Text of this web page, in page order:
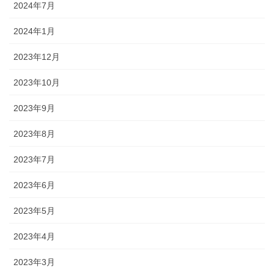
2024年7月
2024年1月
2023年12月
2023年10月
2023年9月
2023年8月
2023年7月
2023年6月
2023年5月
2023年4月
2023年3月